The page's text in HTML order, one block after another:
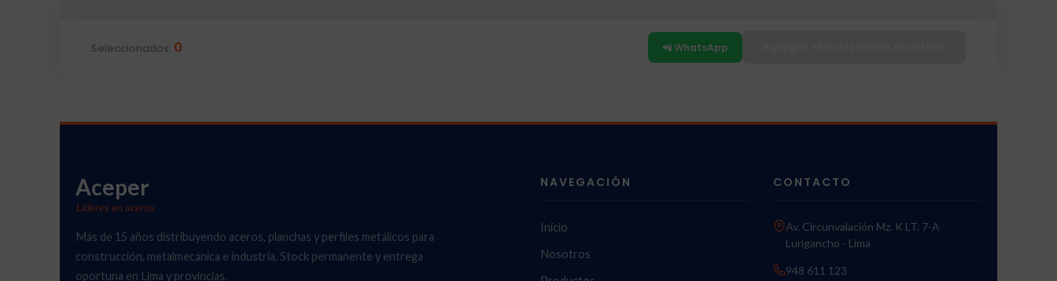
Seleccionados: 0 📲 WhatsApp
Aceper
Líderes en aceros
Más de 15 años distribuyendo aceros, planchas y perfiles metálicos para
construcción, metalmecánica e industria. Stock permanente y entrega
oportuna en Lima y provincias.
NAVEGACIÓN
Inicio
Nosotros
CONTACTO
Av. Circunvalación Mz. K LT. 7-A
Lurigancho - Lima
948 611 123